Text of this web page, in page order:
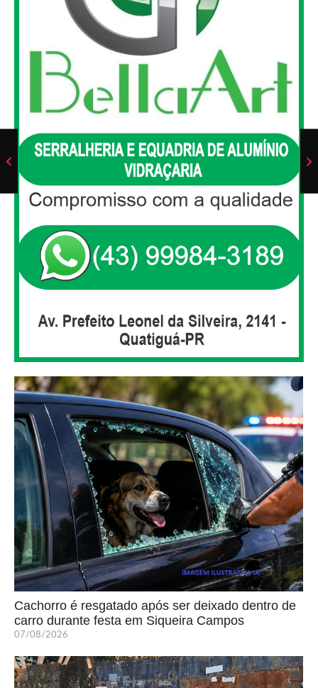
Cachorro é resgatado após ser deixado dentro de
carro durante festa em Siqueira Campos
07/08/2026